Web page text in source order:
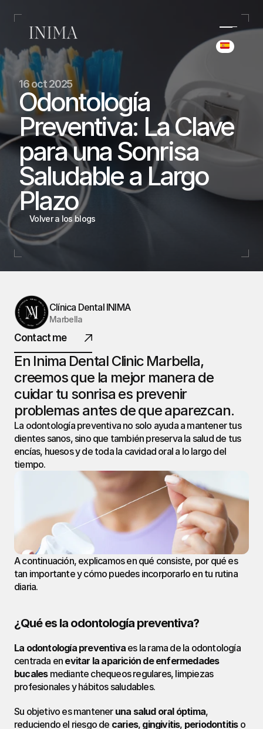
Select
(+34) 690 006 845
hello@inima.dental
Instagram
Home
Home
Casos de éxito
Casos de éxito
Equipo
Equipo
Servicios
Servicios
Blog
Blog
Reservar cita
INIMA
DENTAL.
@ 2026 Todos los derechos reservados
16 oct 2025
Odontología
Preventiva: La Clave
para una Sonrisa
Saludable a Largo
Plazo
Volver a los blogs
Clínica Dental INIMA
Marbella
Contact me
En Inima Dental Clinic Marbella,
creemos que la mejor manera de
cuidar tu sonrisa es prevenir
problemas antes de que aparezcan.
La odontología preventiva no solo ayuda a mantener tus
dientes sanos, sino que también preserva la salud de tus
encías, huesos y de toda la cavidad oral a lo largo del
tiempo.
A continuación, explicamos en qué consiste, por qué es
tan importante y cómo puedes incorporarlo en tu rutina
diaria.
¿Qué es la odontología preventiva?
La odontología preventiva es la rama de la odontología
centrada en evitar la aparición de enfermedades
bucales mediante chequeos regulares, limpiezas
profesionales y hábitos saludables.
Su objetivo es mantener una salud oral óptima,
reduciendo el riesgo de caries, gingivitis, periodontitis
o